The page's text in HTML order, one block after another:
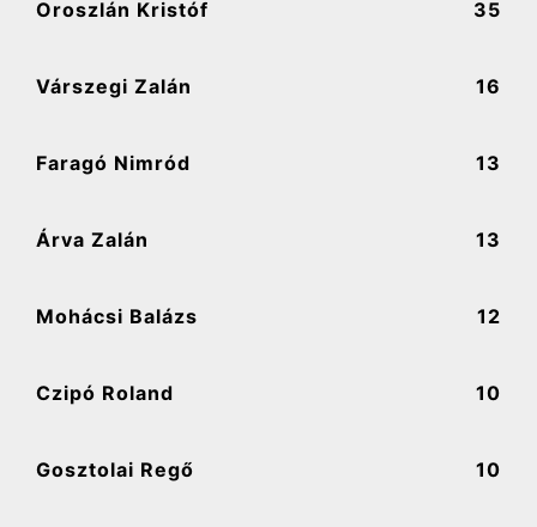
Oroszlán Kristóf 35
Várszegi Zalán 16
Faragó Nimród 13
Árva Zalán 13
Mohácsi Balázs 12
Czipó Roland 10
Gosztolai Regő 10